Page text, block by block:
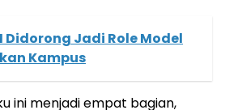
Didorong Jadi Role Model
Kampus
ini menjadi empat bagian,